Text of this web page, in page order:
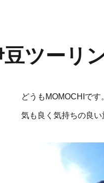
ツーリ
どうもMOMOCHIで
気も良く気持ちの良い